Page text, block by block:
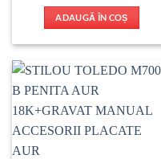
ADAUGĂ ÎN COȘ